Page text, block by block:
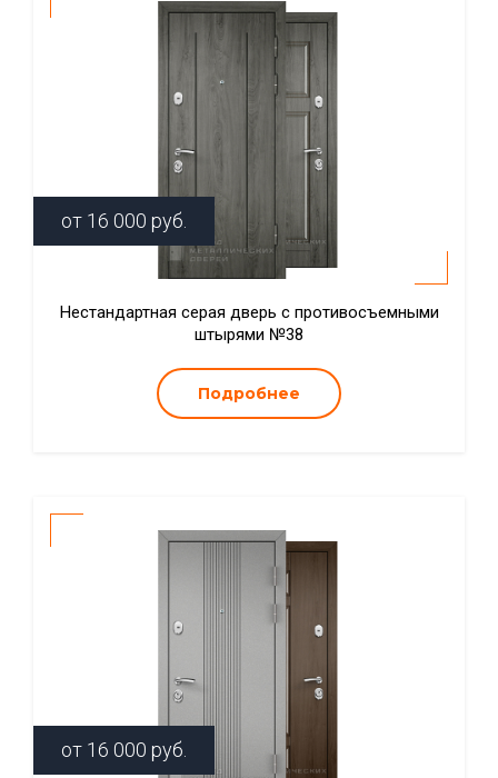
от 16 000 руб.
Нестандартная серая дверь с противосъемными
штырями №38
Подробнее
от 16 000 руб.